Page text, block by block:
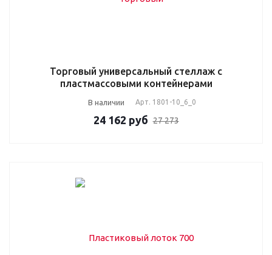
Торговый универсальный стеллаж с
пластмассовыми контейнерами
В наличии Арт. 1801-10_6_0
24 162 руб 27 273